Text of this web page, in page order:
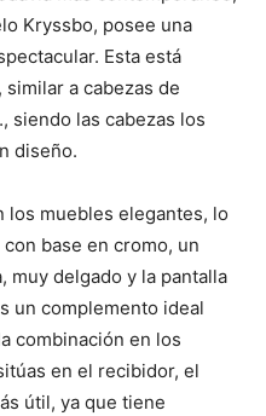
Kryssbo, posee una
Esta está
a cabezas de
siendo las cabezas los
diseño.
los muebles elegantes, lo
base en cromo, un
muy delgado y la pantalla
un complemento ideal
combinación en los
en el recibidor, el
útil, ya que tiene